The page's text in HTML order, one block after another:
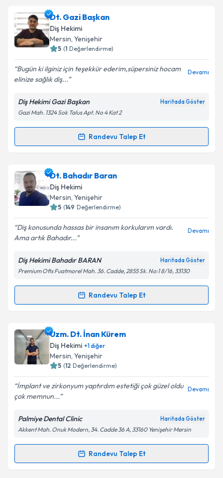
Takvim Talebini Gönder
Dt. Ayşe Yıldırım Mucuk
oluşturun. Size bu uzmandan randevu almanız için bir
takvim hazırlandığında e-posta ile bilgilendireceğiz.
Kişisel verilerimin işlenmesine ilişkin
Aydınlatma
Metni'ni okudum ve kişisel verilerimin belirtilen
kapsamda işlenmesini kabul ediyorum.
Dt. Gazi Başkan
Diş Hekimi
Mersin, Yenişehir
5 (1 Değerlendirme)
Bugün ki ilginiz için teşekkür ederim,süpersiniz hocam
elinize sağlık diş...
Devamı
Diş Hekimi Gazi Başkan Haritada Göster
Gazi Mah. 1324 Sok Talus Apt. No 4 Kat 2
Randevu Talep Et
Randevu Takvimi Talebi
Dt. Gazi Başkaniçin randevu takvimi talebi oluşturun.
Size bu uzmandan randevu almanız için bir takvim
hazırlandığında e-posta ile bilgilendireceğiz.
Kişisel verilerimin işlenmesine ilişkin
Aydınlatma
Metni'ni okudum ve kişisel verilerimin belirtilen
kapsamda işlenmesini kabul ediyorum.
Dt. Bahadır Baran
Diş Hekimi
Mersin, Yenişehir
5 (149 Değerlendirme)
Diş konusunda hassas bir insanım korkularım vardı.
Ama artık Bahadır...
Devamı
Diş Hekimi Bahadır BARAN Haritada Göster
Premium Ofis Fuatmorel Mah. 36. Cadde, 2855 Sk. No:1 8/16, 33130
Randevu Talep Et
Randevu Takvimi Talebi
Dt. Bahadır Baraniçin randevu takvimi talebi
oluşturun. Size bu uzmandan randevu almanız için bir
takvim hazırlandığında e-posta ile bilgilendireceğiz.
Kişisel verilerimin işlenmesine ilişkin
Aydınlatma
Metni'ni okudum ve kişisel verilerimin belirtilen
kapsamda işlenmesini kabul ediyorum.
Uzm. Dt. İnan Kürem
Diş Hekimi +1diğer
Mersin, Yenişehir
5 (12 Değerlendirme)
İmplant ve zirkonyum yaptırdım estetiği çok güzel oldu
çok memnun...
Devamı
Palmiye Dental Clinic Haritada Göster
Akkent Mah. Onuk Modern, 34. Cadde 36 A, 33160 Yenişehir Mersin
Randevu Talep Et
Randevu Takvimi Talebi